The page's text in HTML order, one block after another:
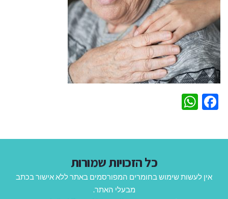
Facebook
כל הזכויות שמורות
אין לעשות שימוש בחומרים המפורסמים באתר ללא אישור בכתב
מבעלי האתר.